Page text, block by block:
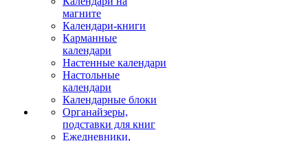
магните
Календари-книги
Карманные
календари
Настенные календари
Настольные
календари
Календарные блоки
Органайзеры,
подставки для книг
Ежедневники,